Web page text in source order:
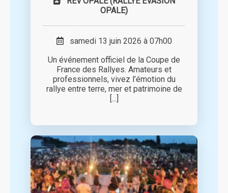
OPALE)
samedi 13 juin 2026 à 07h00
Un événement officiel de la Coupe de
France des Rallyes. Amateurs et
professionnels, vivez l’émotion du
rallye entre terre, mer et patrimoine de
[...]